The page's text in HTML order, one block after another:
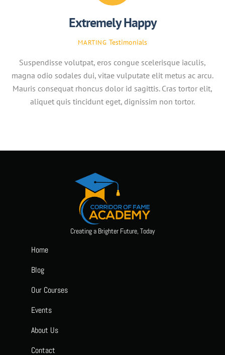
Extremely Happy
MARTING Testimonials
Suspendisse volutpat, eros congue scelerisque iaculis,
magna odio sodales dui, vitae vulputate elit metus ac arcu.
Mauris consequat rhoncus dolor id sagittis. Cras tortor elit,
aliquet quis tincidunt eget, dignissim non tortor.
Creating a Brighter Future, Today
Home
Blog
Our Courses
Events
About Us
Contact